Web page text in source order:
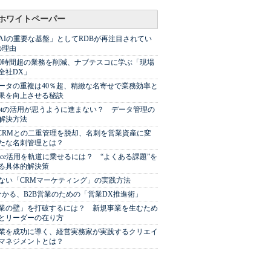
ワイトペーパー
の重要な基盤」としてRDBが再注目されてい
理由
時間超の業務を削減、ナブテスコに学ぶ「現場
社DX」
タの重複は40％超、精緻な名寄せで業務効率と
を向上させる秘訣
の活用が思うように進まない？ データ管理の
決方法
との二重管理を脱却、名刺を営業資産に変
な名刺管理とは？
活用を軌道に乗せるには？ “よくある課題”を
具体的解決策
い「CRMマーケティング」の実践方法
る、B2B営業のための「営業DX推進術」
の壁」を打破するには？ 新規事業を生むため
リーダーの在り方
を成功に導く、経営実務家が実践するクリエイ
ネジメントとは？